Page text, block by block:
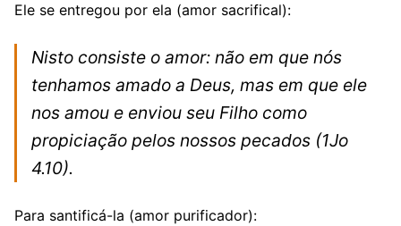
Ele se entregou por ela (amor sacrifical):
Nisto consiste o amor: não em que nós
tenhamos amado a Deus, mas em que ele
nos amou e enviou seu Filho como
propiciação pelos nossos pecados (1Jo
4.10).
Para santificá-la (amor purificador):